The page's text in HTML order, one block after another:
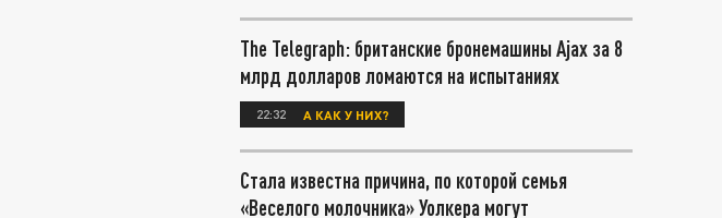
The Telegraph: британские бронемашины Ajax за 8
млрд долларов ломаются на испытаниях
22:32 А КАК У НИХ?
Стала известна причина, по которой семья
«Веселого молочника» Уолкера могут